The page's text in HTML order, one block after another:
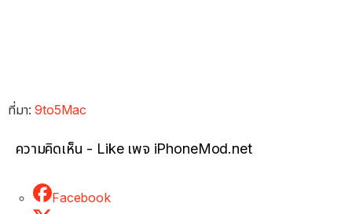
ที่มา:9to5Mac
ความคิดเห็น - Like เพจ iPhoneMod.net
Facebook